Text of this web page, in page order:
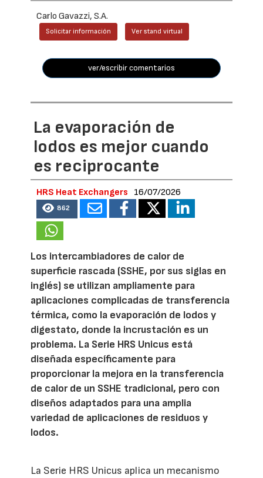
Carlo Gavazzi, S.A.
Solicitar información Ver stand virtual
ver/escribir comentarios
La evaporación de
lodos es mejor cuando
es reciprocante
HRS Heat Exchangers 16/07/2026
862
Los intercambiadores de calor de
superficie rascada (SSHE, por sus siglas en
inglés) se utilizan ampliamente para
aplicaciones complicadas de transferencia
térmica, como la evaporación de lodos y
digestato, donde la incrustación es un
problema. La Serie HRS Unicus está
diseñada específicamente para
proporcionar la mejora en la transferencia
de calor de un SSHE tradicional, pero con
diseños adaptados para una amplia
variedad de aplicaciones de residuos y
lodos.
La Serie HRS Unicus aplica un mecanismo